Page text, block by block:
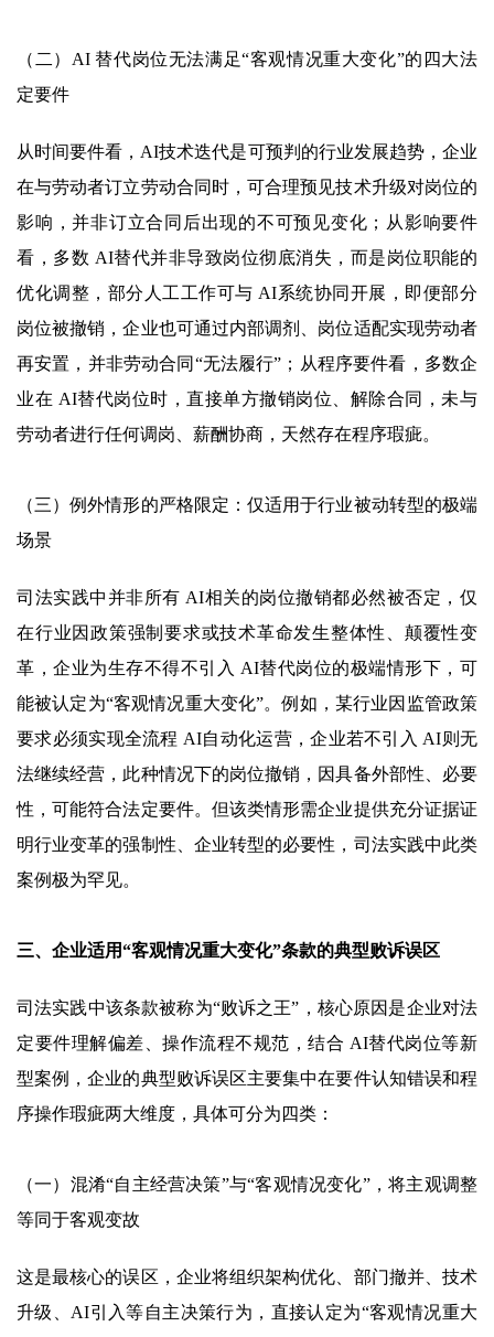
（二）AI 替代岗位无法满足“客观情况重大变化”的四大法
定要件
从时间要件看，AI技术迭代是可预判的行业发展趋势，企业
在与劳动者订立劳动合同时，可合理预见技术升级对岗位的
影响，并非订立合同后出现的不可预见变化；从影响要件
看，多数 AI替代并非导致岗位彻底消失，而是岗位职能的
优化调整，部分人工工作可与 AI系统协同开展，即便部分
岗位被撤销，企业也可通过内部调剂、岗位适配实现劳动者
再安置，并非劳动合同“无法履行”；从程序要件看，多数企
业在 AI替代岗位时，直接单方撤销岗位、解除合同，未与
劳动者进行任何调岗、薪酬协商，天然存在程序瑕疵。
（三）例外情形的严格限定：仅适用于行业被动转型的极端
场景
司法实践中并非所有 AI相关的岗位撤销都必然被否定，仅
在行业因政策强制要求或技术革命发生整体性、颠覆性变
革，企业为生存不得不引入 AI替代岗位的极端情形下，可
能被认定为“客观情况重大变化”。例如，某行业因监管政策
要求必须实现全流程 AI自动化运营，企业若不引入 AI则无
法继续经营，此种情况下的岗位撤销，因具备外部性、必要
性，可能符合法定要件。但该类情形需企业提供充分证据证
明行业变革的强制性、企业转型的必要性，司法实践中此类
案例极为罕见。
三、企业适用“客观情况重大变化”条款的典型败诉误区
司法实践中该条款被称为“败诉之王”，核心原因是企业对法
定要件理解偏差、操作流程不规范，结合 AI替代岗位等新
型案例，企业的典型败诉误区主要集中在要件认知错误和程
序操作瑕疵两大维度，具体可分为四类：
（一）混淆“自主经营决策”与“客观情况变化”，将主观调整
等同于客观变故
这是最核心的误区，企业将组织架构优化、部门撤并、技术
升级、AI引入等自主决策行为，直接认定为“客观情况重大